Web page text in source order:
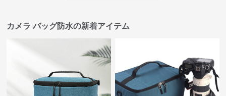
カメラ バッグ防水の新着アイテム